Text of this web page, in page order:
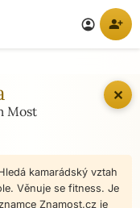
account_circle person_add
✕
Most
kamarádský vztah
Věnuje se fitness. Je
Znamost.cz je